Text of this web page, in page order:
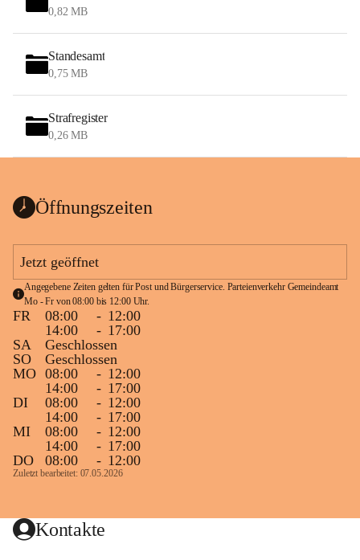
0,82 MB
Standesamt
0,75 MB
Strafregister
0,26 MB
Öffnungszeiten
Jetzt geöffnet
Angegebene Zeiten gelten für Post und Bürgerservice. Parteienverkehr Gemeindeamt
Mo - Fr von 08:00 bis 12:00 Uhr.
FR 08:00 - 12:00
14:00
- 17:00
SA
Geschlossen
SO
Geschlossen
MO 08:00 - 12:00
14:00
- 17:00
DI
08:00 - 12:00
14:00
- 17:00
MI
08:00 - 12:00
14:00
- 17:00
DO
08:00 - 12:00
Zuletzt bearbeitet: 07.05.2026
Kontakte